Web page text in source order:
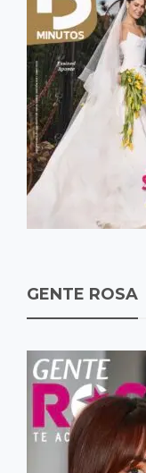
GENTE ROSA